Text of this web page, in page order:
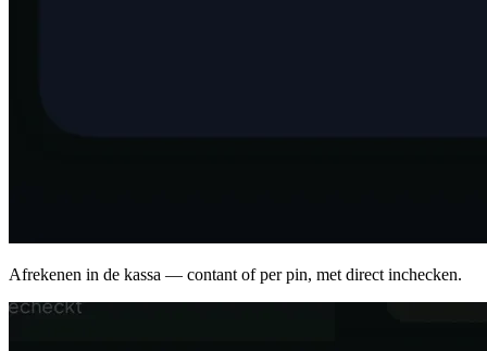
Afrekenen in de kassa — contant of per pin, met direct inchecken.